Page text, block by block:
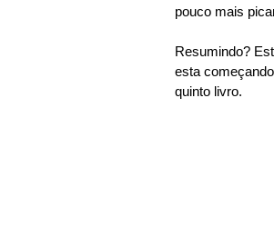
pouco mais
Resumindo?
esta
quinto livro.